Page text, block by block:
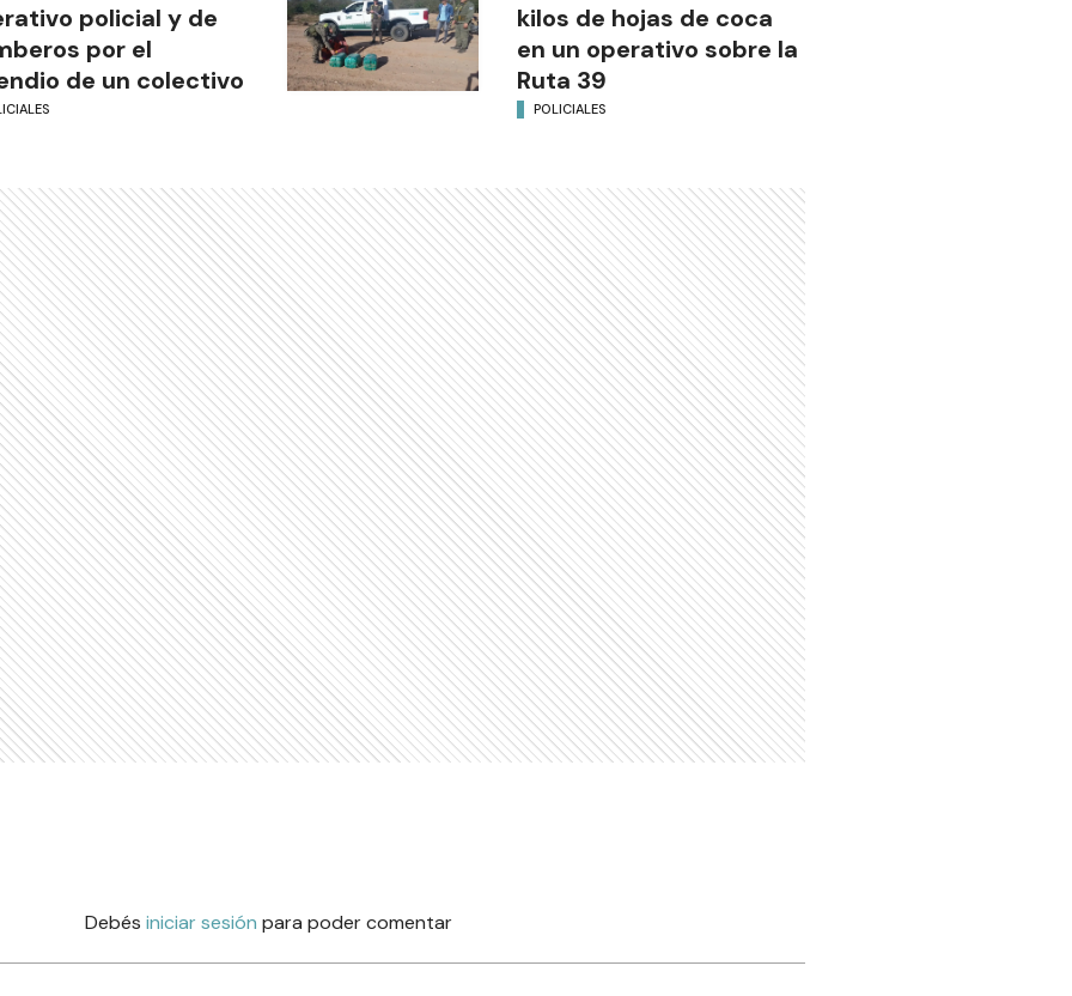
policial y de
por el
de un colectivo
kilos de hojas de coca
en un operativo sobre la
Ruta 39
POLICIALES
Debés iniciar sesión para poder comentar